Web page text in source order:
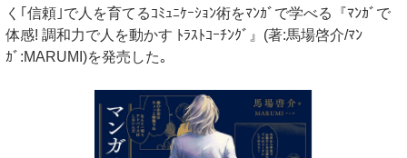
く｢信頼｣で人を育てるｺﾐｭﾆｹｰｼｮﾝ術をﾏﾝｶﾞで学べる『ﾏﾝｶﾞで
体感! 調和力で人を動かす ﾄﾗｽﾄｺｰﾁﾝｸﾞ』(著:馬場啓介/ﾏﾝ
ｶﾞ:MARUMI)を発売した｡